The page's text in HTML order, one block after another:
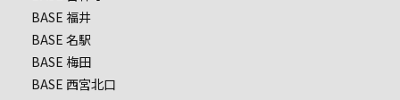
BASE 福井
BASE 名駅
BASE 梅田
BASE 西宮北口